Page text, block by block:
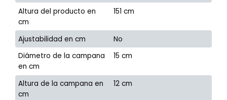
Altura del producto en
cm
151 cm
Ajustabilidad en cm
No
Diámetro de la campana
en cm
15 cm
Altura de la campana en
cm
12 cm